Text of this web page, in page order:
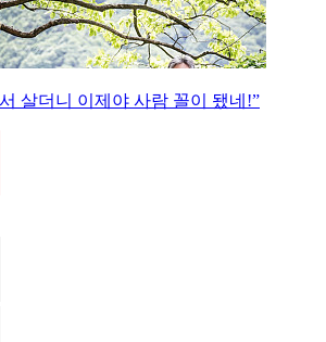
살더니 이제야 사람 꼴이 됐네!”